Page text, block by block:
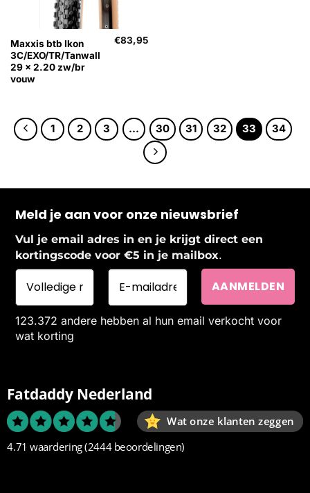
Maxxis btb Ikon
3C/EXO/TR/Tanwall
29 x 2.20 zw/br
vouw
€83,95
1 2 3 … 30 31 32 33 34
Meld je aan voor onze nieuwsbrief
Vul je email adres in en je krijgt direct een
kortingscode voor €5 in je mailbox.
123.372 andere hebben al hun email verkocht voor
wat korting
Fatdaddy Nederland
Wat onze klanten zeggen
4.71 waardering(2444 beoordelingen)